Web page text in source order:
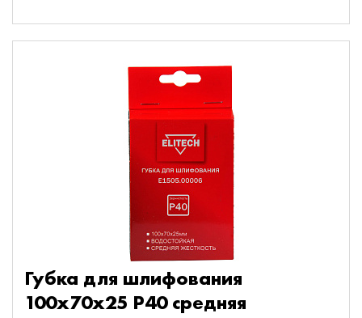
Губка для шлифования
100х70х25 P40 средняя